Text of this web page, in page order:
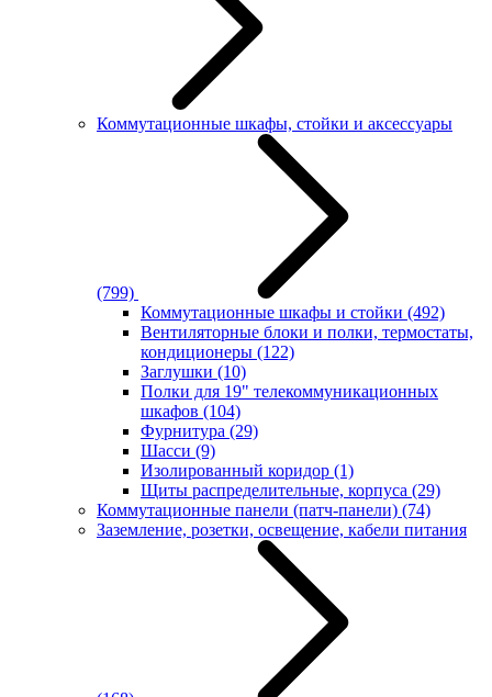
Коммутационные шкафы, стойки и аксессуары
(799)
Коммутационные шкафы и стойки (492)
Вентиляторные блоки и полки, термостаты,
кондиционеры (122)
Заглушки (10)
Полки для 19" телекоммуникационных
шкафов (104)
Фурнитура (29)
Шасси (9)
Изолированный коридор (1)
Щиты распределительные, корпуса (29)
Коммутационные панели (патч-панели) (74)
Заземление, розетки, освещение, кабели питания